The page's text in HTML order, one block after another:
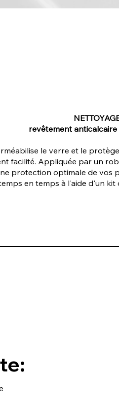
revêtement anticalcaire
le verre et le
facilité. Appliquée par un
protection optimale de vos
en temps à l'aide d'un kit